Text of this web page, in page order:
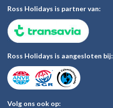
Ross Holidays is partner van:
Ross Holidays is aangesloten bij:
Volg ons ook op: